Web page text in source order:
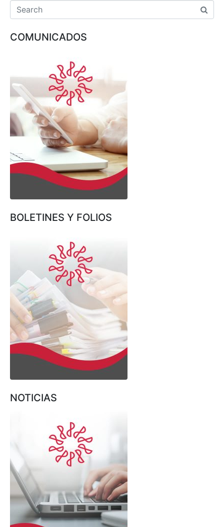
COMUNICADOS
BOLETINES Y FOLIOS
NOTICIAS